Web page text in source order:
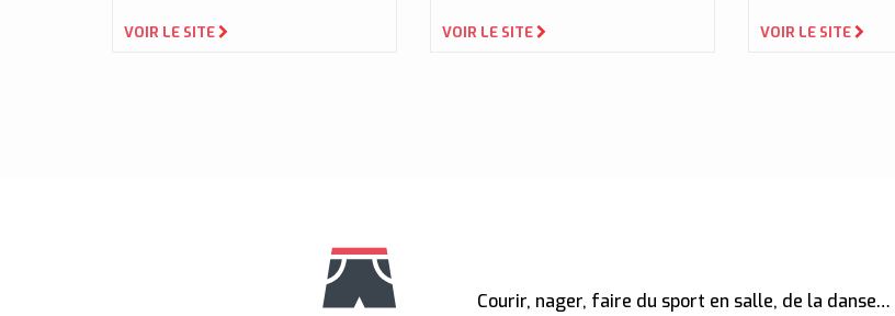
VOIR LE SITE VOIR LE SITE VOIR LE SITE
Courir, nager, faire du sport en salle, de la danse…